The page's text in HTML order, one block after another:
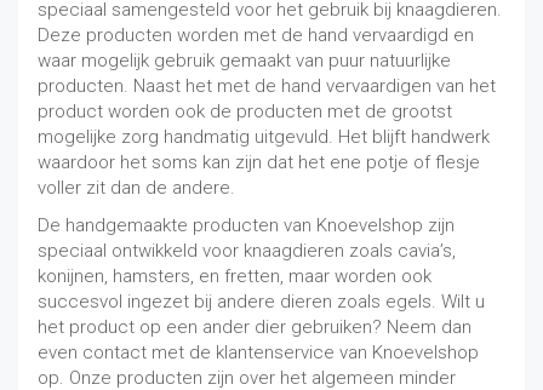
speciaal samengesteld voor het gebruik bij knaagdieren.
Deze producten worden met de hand vervaardigd en
waar mogelijk gebruik gemaakt van puur natuurlijke
producten. Naast het met de hand vervaardigen van het
product worden ook de producten met de grootst
mogelijke zorg handmatig uitgevuld. Het blijft handwerk
waardoor het soms kan zijn dat het ene potje of flesje
voller zit dan de andere.
De handgemaakte producten van Knoevelshop zijn
speciaal ontwikkeld voor knaagdieren zoals cavia’s,
konijnen, hamsters, en fretten, maar worden ook
succesvol ingezet bij andere dieren zoals egels. Wilt u
het product op een ander dier gebruiken? Neem dan
even contact met de klantenservice van Knoevelshop
op. Onze producten zijn over het algemeen minder